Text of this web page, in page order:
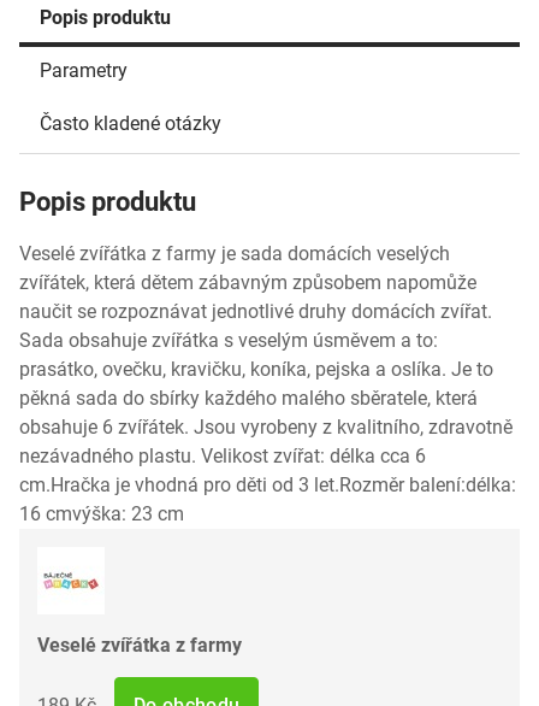
Popis produktu
Parametry
Často kladené otázky
Popis produktu
Veselé zvířátka z farmy je sada domácích veselých
zvířátek, která dětem zábavným způsobem napomůže
naučit se rozpoznávat jednotlivé druhy domácích zvířat.
Sada obsahuje zvířátka s veselým úsměvem a to:
prasátko, ovečku, kravičku, koníka, pejska a oslíka. Je to
pěkná sada do sbírky každého malého sběratele, která
obsahuje 6 zvířátek. Jsou vyrobeny z kvalitního, zdravotně
nezávadného plastu. Velikost zvířat: délka cca 6
cm.Hračka je vhodná pro děti od 3 let.Rozměr balení:délka:
16 cmvýška: 23 cm
Veselé zvířátka z farmy